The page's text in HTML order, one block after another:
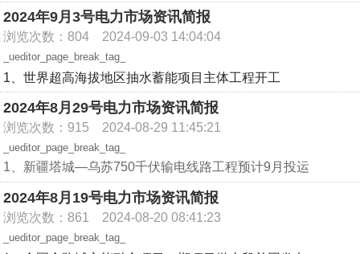
原遮断容量为50千安的断路器更换为遮断容量为63千安的新断
路器。
日前，蒙东500千伏兴安平川输变电工程成功投运。兴安平川
输变电工程是内蒙古自治区能源项目工程，也是服务东北全面
振兴项目。该工程连通500千伏兴安变电站和±800千伏扎鲁特
换流站，于2023年4月开工。
该工程共新建500千伏变电站1座（平川变电站）、500千伏输
电线路10.8千米、铁塔45基。兴安平川输变电工程大幅提升蒙
东地区电网供电能力和供电可靠性，将经由扎鲁特换流站汇集
的吉林、黑龙江等地的清洁电能送往山东，预计年均消纳新能
源电量44.8亿千瓦时。
2、湖南省双牌天子山抽水蓄能电站项目开工
9月29日，2024年湖南永州市第三次重大项目集中开工签约暨
湖南省双牌天子山抽水蓄能电站项目召开开工动员大会。据介
绍，共开工投资5000万元以上重大项目43个，总投资181.3亿
元，年度计划投资58.8亿元；签约项目185个，总投资348亿
元。
同时，本次开工的抽水蓄能电站总投资89.74亿元，电站总装
建成后将主要承担湖南电网的调峰、填谷、储能、调频等任
瓦级压水堆核电机组，全部建成后每年可提供近540亿千瓦时
的清洁能源。
徐大堡核电500千伏送出工程（一期）是为徐大堡核电站3号、
4号机组电力送出建设的配套线路工程，是国网辽宁省电力有
限公司2024年
重要
工程。工程计划于2025年投运，届时可满
足辽宁受端电网负荷发展需求。
该工程为同塔双回线路，起于徐大堡核电站，双线分别止于位
于葫芦岛市绥冲县的500千伏宽邦变电站和位于葫芦岛市连山
区的500千伏沙河营变电站，计划新建线路折单总长度224.157
千米，新建500千伏铁塔294基，基础采用挖孔、灌注桩、柔性
直柱三种型式。
规模为2台35万千瓦超临界空冷机组，并留有再扩建的场地条
件，计划在2027年1月16日正式投产。
2、特高压青南换流站1号调相机检修工作正在推进
9月16日，青海省海南藏族自治州的±800千伏特高压青南换流
站调相机厂房内，一架桥式大型行车横架于调相机厂房上方。
在作业人员的操作下，长达14.6米、净重83.2吨的转子缓缓地
从定子膛内往外移动，抽转子工作正式开始。据介绍，这是该
站1号调相机检修工作的一个关键节点。
据悉，±800千伏特高压青南换流站是世界首条新能源远距离输
送大通道的送端站，也是我国“西电东送”的重要输电通道，担
负着向华中地区输送青海清洁能源的重任。目前，该公司已完
成特高压青南换流站1号调相机检修总任务量的40%。现场各
个作业面检修人员将全力加速推进1号调相机剩余检修任务，
9月4日，由中国能建浙江院与浙江火电EPC联合总承包的中煤
岱山鱼山电厂（2*660兆瓦）新建项目2号锅炉基础首方砼浇
筑，标志着项目正式开工。项目位于浙江省舟山绿色石化基
地，拟新建2*660兆瓦超超临界燃煤发电机组，兼顾供热。
本项目是浙江省能源项目，列入全省“千项万亿”工程和能源“绿
保稳”工程，投运后将显著提升煤炭的转化效率，增强浙江电网
可靠性和灵活性，同时满足周边区域日益增长的集中用热需
求，促进能源的梯级利用。
2、福建仙游木兰抽水蓄能电站下水库大坝正式开工建设
9月10日，水电十六局承建的福建仙游木兰抽水蓄能电站下水
库大坝工程正式开工建设，标志着这一国家抽水蓄能中长期发
展规划项目进入实质性建设阶段。
2024年9月3号电力市场资讯简报
浏览次数：804 2024-09-03 14:04:04
_ueditor_page_break_tag_
1、世界超高海拔地区抽水蓄能项目主体工程开工
9月2日，世界超高海拔地区抽水蓄能项目——青海格尔木
该项目共设计安装8台单机30万千瓦立轴单级单转速混流
可逆式蓄能机组，总装机容量240万千瓦。据介绍，青海格尔
木南山口抽水蓄能电站主体工程主要有引水系统、地下厂房工
2024年8月29号电力市场资讯简报
浏览次数：915 2024-08-29 11:45:21
_ueditor_page_break_tag_
1、新疆塔城—乌苏750千伏输电线路工程预计9月投运
近日新疆工程塔城—乌苏750千伏输电线路工程已进入验收消
缺阶段，预计9月竣工投运。该工程是国家“十四五”电力发展规
划工程，工程建成投运后，可以满足阿勒泰地区、塔城地区和
克拉玛依市新能源大规模外送需要。
2024年8月19号电力市场资讯简报
浏览次数：861 2024-08-20 08:41:23
_ueditor_page_break_tag_